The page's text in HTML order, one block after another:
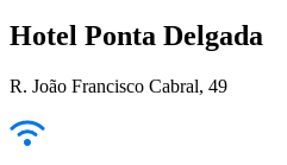
Hotel Ponta Delgada
R. João Francisco Cabral, 49